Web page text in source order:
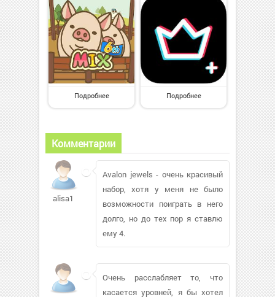
Подробнее Подробнее
Комментарии
alisa1
Avalon jewels - очень красивый
набор, хотя у меня не было
возможности поиграть в него
долго, но до тех пор я ставлю
ему 4.
Очень расслабляет то, что
касается уровней, я бы хотел